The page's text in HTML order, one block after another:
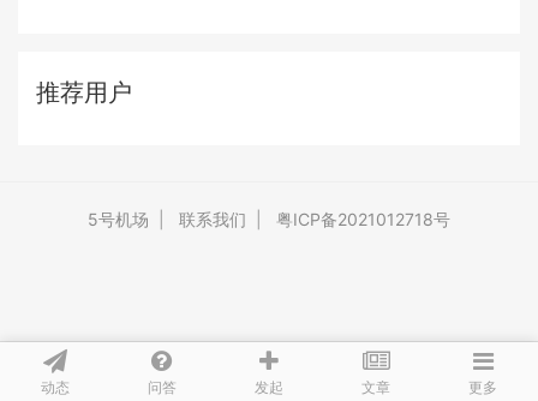
动态 问答 发起 文章 更多
推荐用户
5号机场 联系我们 粤ICP备2021012718号